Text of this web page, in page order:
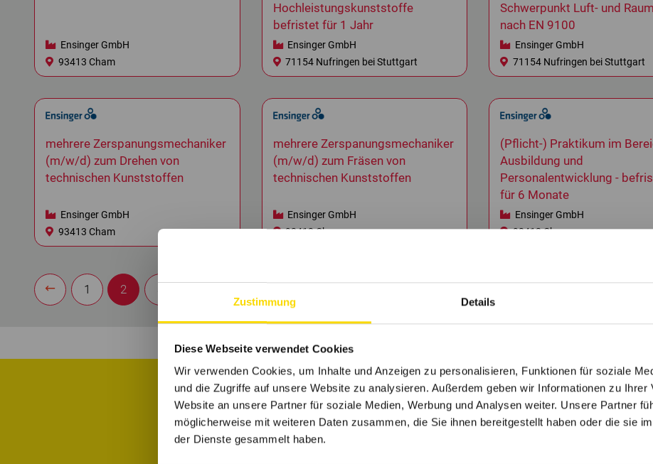
Zustimmung Details
Diese Webseite verwendet Cookies
Wir verwenden Cookies, um Inhalte und Anzeigen zu personalisieren, Funktionen für soziale
und die Zugriffe auf unsere Website zu analysieren. Außerdem geben wir Informationen zu Ihrer
Website an unsere Partner für soziale Medien, Werbung und Analysen weiter. Unsere Partner
möglicherweise mit weiteren Daten zusammen, die Sie ihnen bereitgestellt haben oder die sie
der Dienste gesammelt haben.
Ensinger GmbH
93413 Cham
Hochleistungskunststoffe
befristet für 1 Jahr
Ensinger GmbH
71154 Nufringen bei Stuttgart
Schwerpunkt Luft- und
nach EN 9100
Ensinger GmbH
71154 Nufringen bei Stuttgart
mehrere Zerspanungsmechaniker
(m/w/d) zum Drehen von
technischen Kunststoffen
Ensinger GmbH
93413 Cham
mehrere Zerspanungsmechaniker
(m/w/d) zum Fräsen von
technischen Kunststoffen
Ensinger GmbH
93413 Cham
(Pflicht-) Praktikum im
Ausbildung und
Personalentwicklung -
für 6 Monate
Ensinger GmbH
93413 Cham
1 2
Interesse an Familienunternehmen gewonnen?
Informiere dich in den Firmenprofilen und finde den perfekten